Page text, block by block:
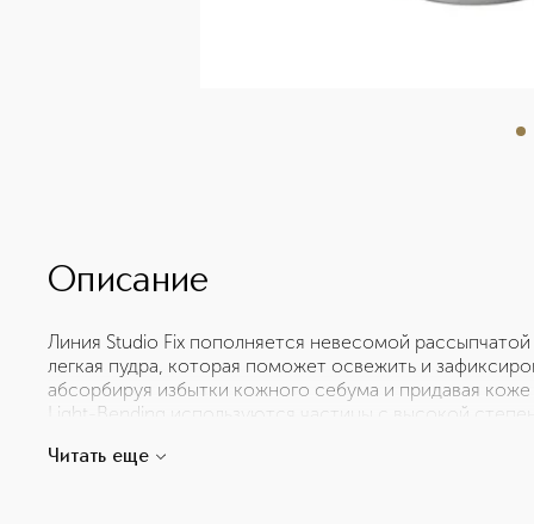
Описание
Линия Studio Fix пополняется невесомой
легкая пудра, которая поможет освежить и
абсорбируя избытки кожного себума и придавая
Light-Bending используются частицы с высокой
с эффектом растушевки. Сверхпрозрачные частицы
Читать еще